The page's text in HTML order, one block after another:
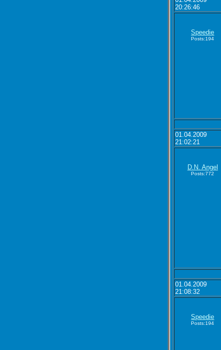
20:26:46
Speedie
Posts:194
01.04.2009
21:02:21
D.N. Angel
Posts:772
01.04.2009
21:08:32
Speedie
Posts:194